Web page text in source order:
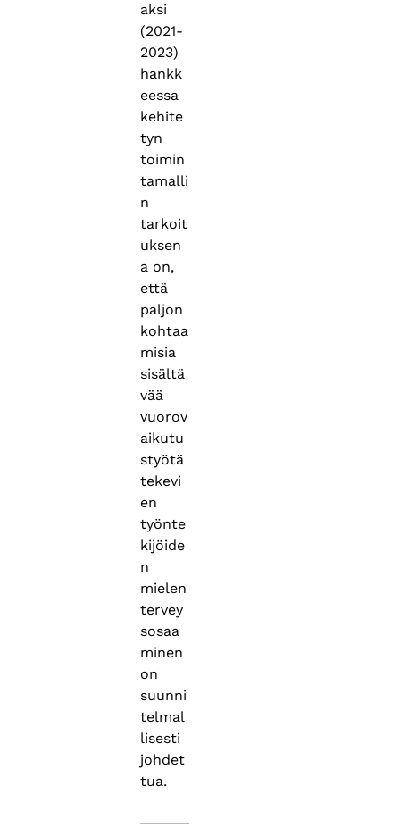
aksi
(2021-
2023)
hankk
eessa
kehite
tyn
toimin
tamalli
n
tarkoit
uksen
a on,
että
paljon
kohtaa
misia
sisältä
vää
vuorov
aikutu
styötä
tekevi
en
työnte
kijöide
n
mielen
tervey
sosaa
minen
on
suunni
telmal
lisesti
johdet
tua.